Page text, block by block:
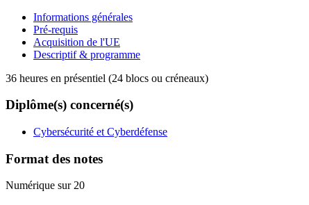
Informations générales
Pré-requis
Acquisition de l'UE
Descriptif & programme
36 heures en présentiel (24 blocs ou créneaux)
Diplôme(s) concerné(s)
Cybersécurité et Cyberdéfense
Format des notes
Numérique sur 20